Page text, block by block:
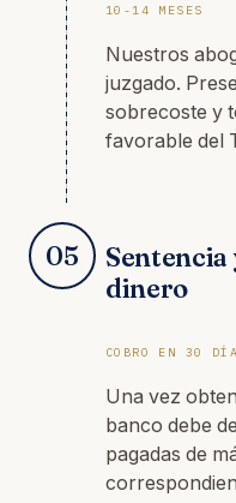
10-14 MESES
Nuestros
juzgado.
sobrecoste y
favorable del
05
dinero
COBRO EN 30
Una vez
banco debe
pagadas de